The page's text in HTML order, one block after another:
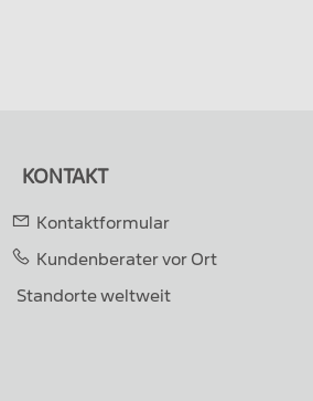
KONTAKT
Kontaktformular
Kundenberater vor Ort
Standorte weltweit